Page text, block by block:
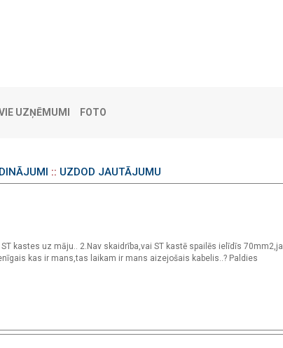
UZŅĒMUMI FOTO
:: UZDOD JAUTĀJUMU
kastes uz māju.. 2.Nav skaidrība,vai ST kastē spailēs ielīdīs 70mm2,ja
kas ir mans,tas laikam ir mans aizejošais kabelis..? Paldies